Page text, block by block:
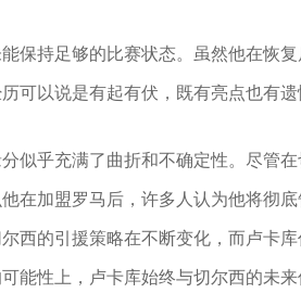
保持足够的比赛状态。虽然他在恢
可以说是有起有伏，既有亮点也有遗
似乎充满了曲折和不确定性。尽管
在加盟罗马后，许多人认为他将彻底
西的引援策略在不断变化，而卢卡
能性上，卢卡库始终与切尔西的未